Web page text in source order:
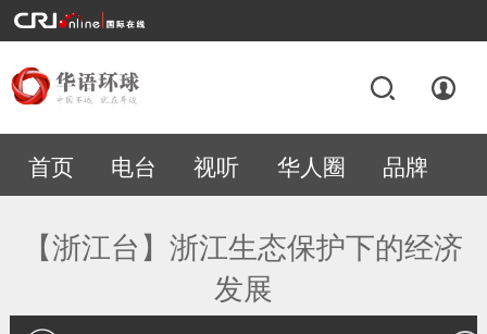
首页 电台 视听 华人圈 品牌
专题
【浙江台】浙江生态保护下的经济
发展